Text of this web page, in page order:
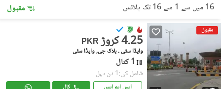
16 میں سے 1 سے 16 تک پلاٹس مقبول
مقبول
PKR 4.25 کروڑ
واپڈا سٹی ۔ بلاک جی, واپڈا سٹی
1 کنال
شامل کی:1 دن پہل